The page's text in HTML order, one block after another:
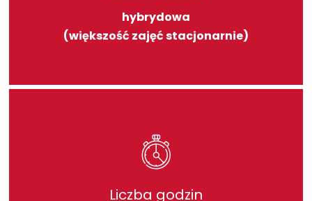
hybrydowa
(większość zajęć stacjonarnie)
Liczba godzin